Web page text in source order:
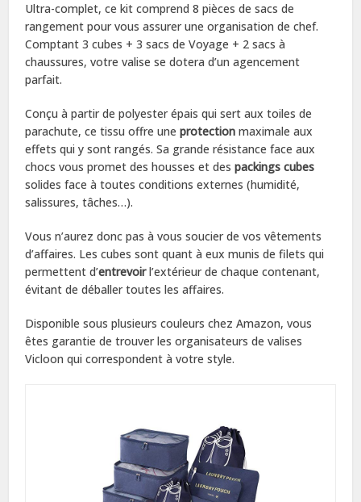
Ultra-complet, ce kit comprend 8 pièces de sacs de
rangement pour vous assurer une organisation de chef.
Comptant 3 cubes + 3 sacs de Voyage + 2 sacs à
chaussures, votre valise se dotera d’un agencement
parfait.
Conçu à partir de polyester épais qui sert aux toiles de
parachute, ce tissu offre uneprotection maximale aux
effets qui y sont rangés. Sa grande résistance face aux
chocs vous promet des housses et despackings cubes
solides face à toutes conditions externes (humidité,
salissures, tâches…).
Vous n’aurez donc pas à vous soucier de vos vêtements
d’affaires. Les cubes sont quant à eux munis de filets qui
permettent d’entrevoirl’extérieur de chaque contenant,
évitant de déballer toutes les affaires.
Disponible sous plusieurs couleurs chez Amazon, vous
êtes garantie de trouver les organisateurs de valises
Vicloon qui correspondent à votre style.